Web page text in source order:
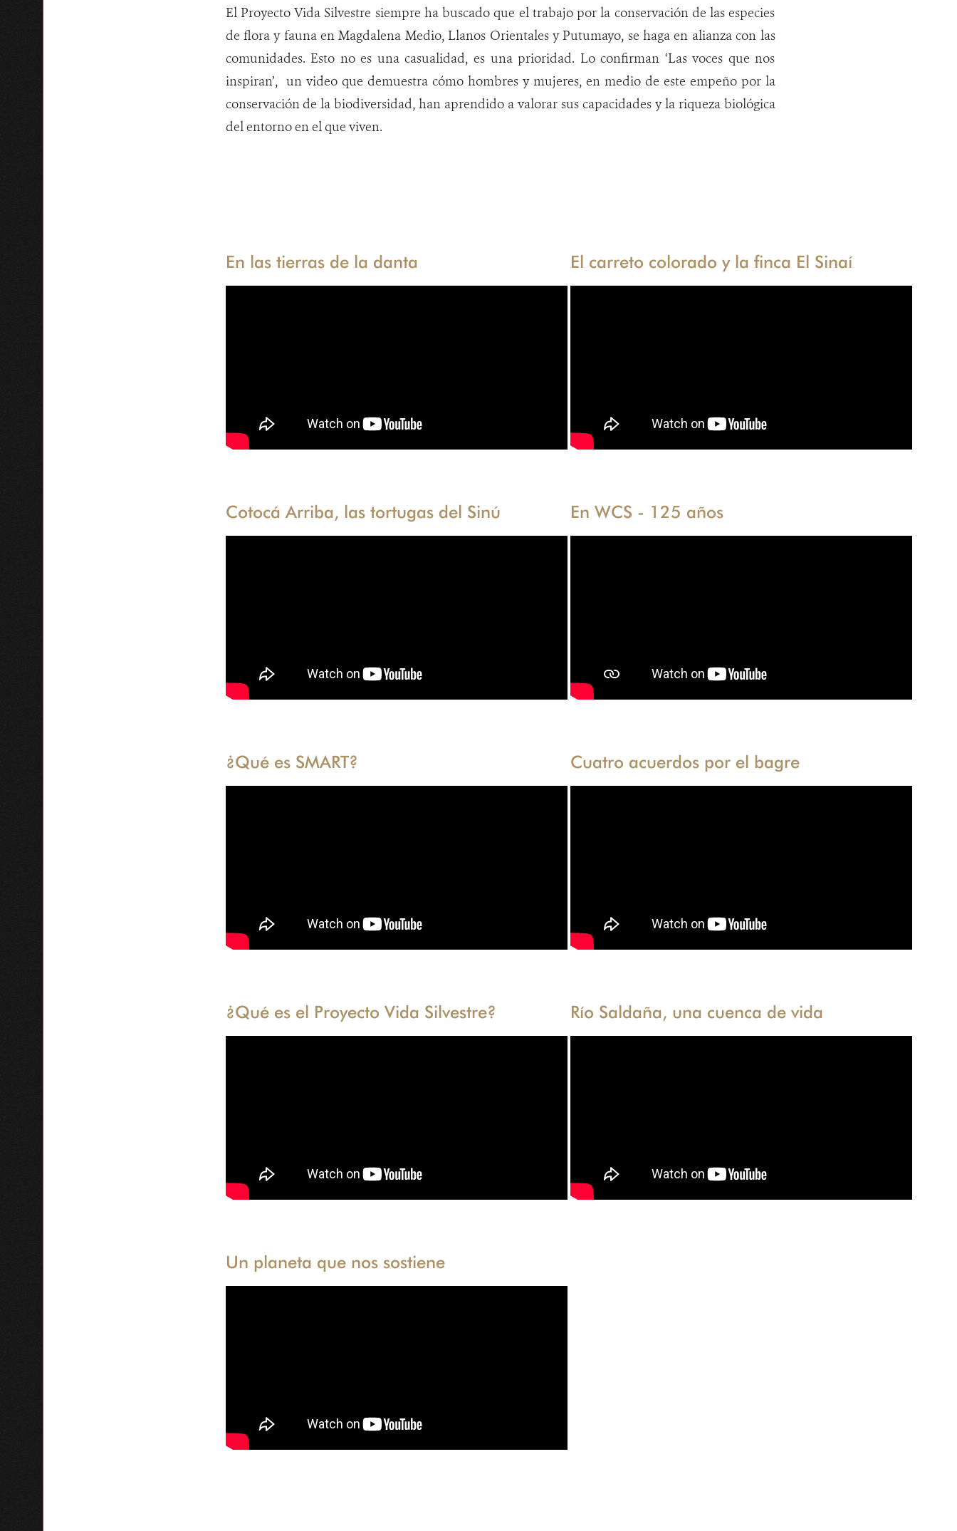
El Proyecto Vida Silvestre siempre ha buscado que el trabajo por la conservación de las especies
de flora y fauna en Magdalena Medio, Llanos Orientales y Putumayo, se haga en alianza con las
comunidades. Esto no es una casualidad, es una prioridad. Lo confirman ‘Las voces que nos
inspiran’, un video que demuestra cómo hombres y mujeres, en medio de este empeño por la
conservación de la biodiversidad, han aprendido a valorar sus capacidades y la riqueza biológica
del entorno en el que viven.
En las tierras de la danta El carreto colorado y la finca El Sinaí
Cotocá Arriba, las tortugas del Sinú En WCS - 125 años
¿Qué es SMART? Cuatro acuerdos por el bagre
¿Qué es el Proyecto Vida Silvestre? Río Saldaña, una cuenca de vida
Un planeta que nos sostiene